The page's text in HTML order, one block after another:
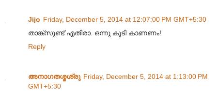
Jijo Friday, December 5, 2014 at 12:07:00 PM GMT+5:30
താങ്ക്‌സുണ്ട് എതിരാ. ഒന്നു കൂടി കാണണം!
Reply
അനാഗതശ്മശ്രു Friday, December 5, 2014 at 1:13:00 PM
GMT+5:30